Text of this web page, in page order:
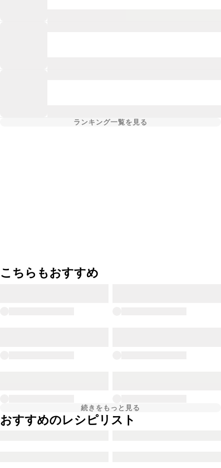
ランキング一覧を見る
こちらもおすすめ
続きをもっと見る
おすすめのレシピリスト